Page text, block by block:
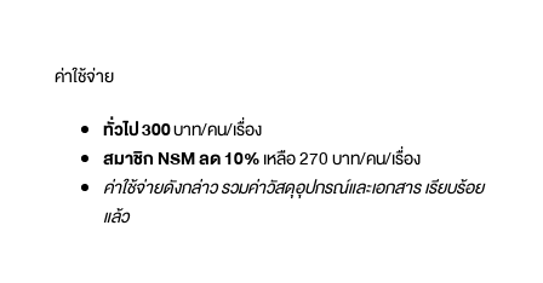
ค่าใช้จ่าย
ทั่วไป 300บาท/คน/เรื่อง
สมาชิก NSM ลด 10%เหลือ 270 บาท/คน/เรื่อง
ค่าใช้จ่ายดังกล่าว รวมค่าวัสดุอุปกรณ์และเอกสาร เรียบร้อย
แล้ว